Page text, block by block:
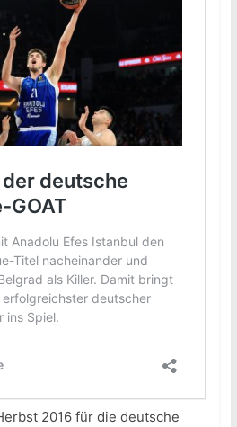
2016 für die deutsche